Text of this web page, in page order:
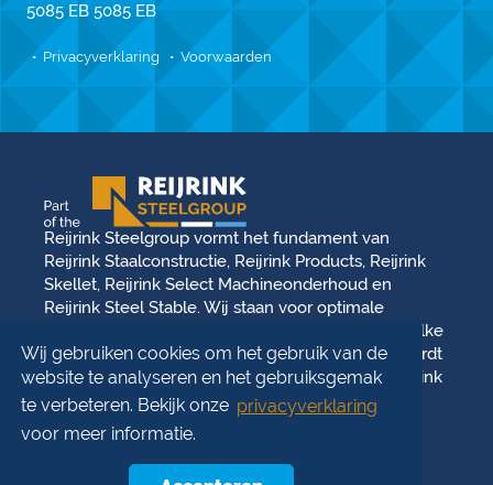
Wij gebruiken cookies om het gebruik van de
website te analyseren en het gebruiksgemak
te verbeteren. Bekijk onze privacyverklaring
voor meer informatie.
5085 EB 5085 EB
Privacyverklaring Voorwaarden
Reijrink Steelgroup vormt het fundament van
Reijrink Staalconstructie, Reijrink Products, Reijrink
Skellet, Reijrink Select Machineonderhoud en
Reijrink Steel Stable. Wij staan voor optimale
samenwerking en een gedeelde toekomstvisie. Elke
divisie opereert vanuit haar eigen kracht, maar wordt
versterkt door de onderlinge samenwerking. Reijrink
Steelgroup en al haar divisies hanteren dezelfde
kernwaarden: teamkracht, professionaliteit,
denken. Daar kunt u op bouwen —